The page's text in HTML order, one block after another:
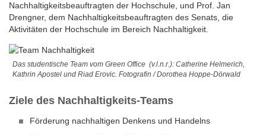
Nachhaltigkeitsbeauftragten der Hochschule, und Prof. Jan
Drengner, dem Nachhaltigkeitsbeauftragten des Senats, die
Aktivitäten der Hochschule im Bereich Nachhaltigkeit.
Das studentische Team vom Green Office (v.l.n.r.): Catherine Helmerich,
Kathrin Apostel und Riad Erovic. Fotografin / Dorothea Hoppe-Dörwald
Ziele des Nachhaltigkeits-Teams
Förderung nachhaltigen Denkens und Handelns